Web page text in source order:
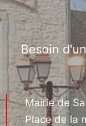
Besoin
Mairie de
Place de la